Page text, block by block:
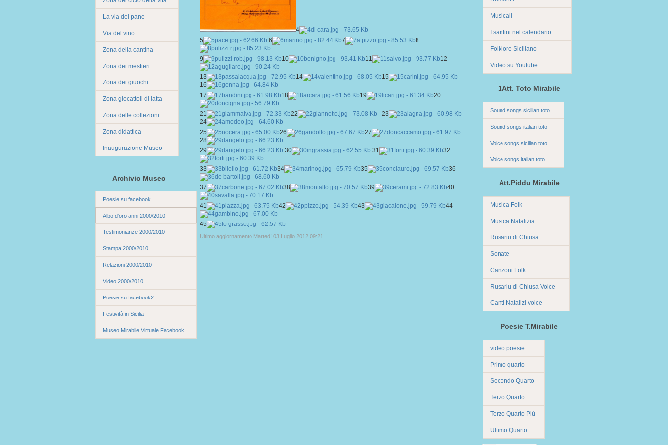
La via del pane
Via del vino
Zona della cantina
Zona dei mestieri
Zona dei giuochi
Zona giocattoli di latta
Zona delle collezioni
Zona didattica
Inaugurazione Museo
Archivio Museo
Poesie su facebook
Albo d'oro anni 2000/2010
Testimonianze 2000/2010
Stampa 2000/2010
Relazioni 2000/2010
Video 2000/2010
Poesie su facebook2
Festività in Sicilia
Museo Mirabile Virtuale Facebook
4
5
6 7 8
9 10 11 12
13 14
15
16
17
18 19 20
21 22
23
24
25
26
27
28
29
30 31 32
33 34 35 36
37 38 39 40
41 42 43 44
45
Ultimo aggiornamento Martedì 03 Luglio 2012 09:21
Musicali
I santini nel calendario
Folklore Siciliano
Video su Youtube
1Att. Toto Mirabile
Sound songs sicilian toto
Sound songs italian toto
Voice songs sicilian toto
Voice songs italian toto
Att.Piddu Mirabile
Musica Folk
Musica Natalizia
Rusariu di Chiusa
Sonate
Canzoni Folk
Rusariu di Chiusa Voice
Canti Natalizi voice
Poesie T.Mirabile
video poesie
Primo quarto
Secondo Quarto
Terzo Quarto
Terzo Quarto Più
Ultimo Quarto